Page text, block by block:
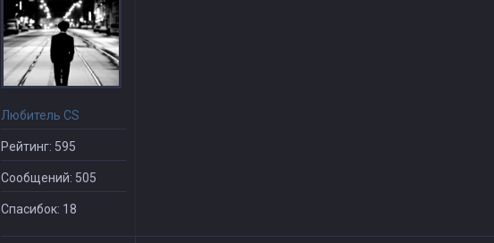
Любитель CS
Рейтинг: 595
Сообщений: 505
Спасибок: 18